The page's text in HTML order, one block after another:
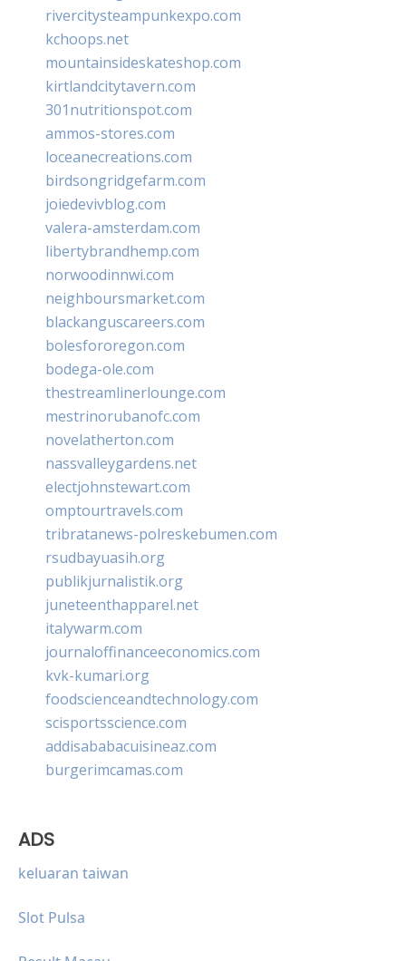
rivercitysteampunkexpo.com
kchoops.net
mountainsideskateshop.com
kirtlandcitytavern.com
301nutritionspot.com
ammos-stores.com
loceanecreations.com
birdsongridgefarm.com
joiedevivblog.com
valera-amsterdam.com
libertybrandhemp.com
norwoodinnwi.com
neighboursmarket.com
blackanguscareers.com
bolesfororegon.com
bodega-ole.com
thestreamlinerlounge.com
mestrinorubanofc.com
novelatherton.com
nassvalleygardens.net
electjohnstewart.com
omptourtravels.com
tribratanews-polreskebumen.com
rsudbayuasih.org
publikjurnalistik.org
juneteenthapparel.net
italywarm.com
journaloffinanceeconomics.com
kvk-kumari.org
foodscienceandtechnology.com
scisportsscience.com
addisababacuisineaz.com
burgerimcamas.com
ADS
keluaran taiwan
Slot Pulsa